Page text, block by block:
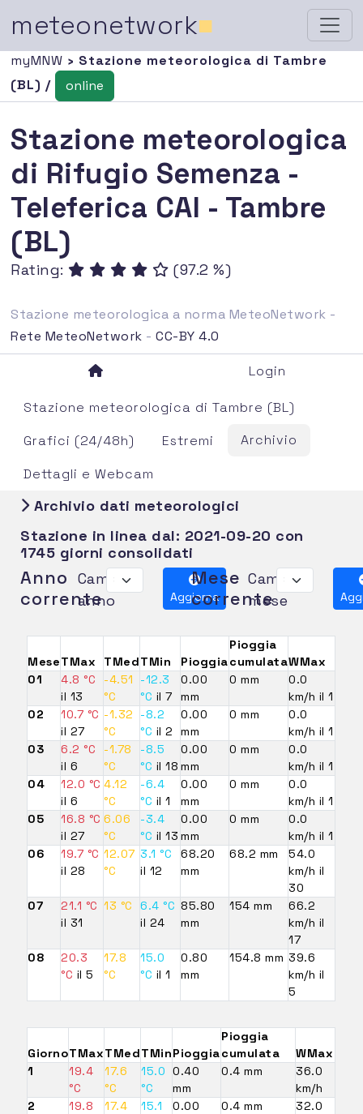
meteonetwork■
myMNW › Stazione meteorologica di Tambre
(BL) /
online
Stazione meteorologica
di Rifugio Semenza -
Teleferica CAI - Tambre
(BL)
Rating: (97.2 %)
Stazione meteorologica a norma MeteoNetwork -
Rete MeteoNetwork -CC-BY 4.0
Login
Stazione meteorologica di Tambre (BL)
Grafici (24/48h)
Estremi
Archivio
Dettagli e Webcam
Archivio dati meteorologici
Stazione in linea dal: 2021-09-20 con
1745 giorni consolidati
Anno
corrente
Cambia
anno
Aggiorna
Mese
corrente
Cambia
mese
MeseTMax TMedTMin Pioggia
Pioggia
cumulataWMax
01
4.8 °C
il 13
-4.51
°C
-12.3
°C il 7
0.00
mm
0 mm
0.0
km/h il 1
02
10.7 °C
il 27
-1.32
°C
-8.2
°C il 2
0.00
mm
0 mm
0.0
km/h il 1
03
6.2 °C
il 6
-1.78
°C
-8.5
°C il 18
0.00
mm
0 mm
0.0
km/h il 1
04
12.0 °C
il 6
4.12
°C
-6.4
°C il 1
0.00
mm
0 mm
0.0
km/h il 1
05
16.8 °C
il 27
6.06
°C
-3.4
°C il 13
0.00
mm
0 mm
0.0
km/h il 1
06
19.7 °C
il 28
12.07
°C
3.1 °C
il 12
68.20
mm
68.2 mm
54.0
km/h il
30
07
21.1 °C
il 31
13 °C
6.4 °C
il 24
85.80
mm
154 mm
66.2
km/h il
17
08
20.3
°C il 5
17.8
°C
15.0
°C il 1
0.80
mm
154.8 mm 39.6
km/h il
5
GiornoTMaxTMedTMinPioggia
Pioggia
cumulata
WMax
1
19.4
°C
17.6
°C
15.0
°C
0.40
mm
0.4 mm
36.0
km/h
2
19.8
17.4
15.1
0.00
0.4 mm
32.0